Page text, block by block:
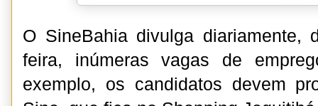
O SineBahia divulga diariamente,
feira, inúmeras vagas de
exemplo, os candidatos devem